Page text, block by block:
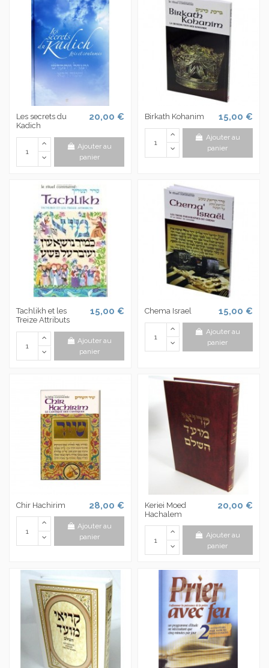
Les secrets du
Kadich
20,00 €
Ajouter au
panier
Birkath Kohanim 15,00 €
Ajouter au
panier
Tachlikh et les
Treize Attributs
15,00 €
Ajouter au
panier
Chema Israel 15,00 €
Ajouter au
panier
Chir Hachirim 28,00 €
Ajouter au
panier
Keriei Moed
Hachalem
20,00 €
Ajouter au
panier